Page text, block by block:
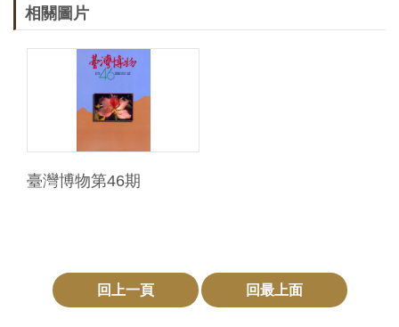
相關圖片
臺灣博物第46期
回上一頁 回最上面